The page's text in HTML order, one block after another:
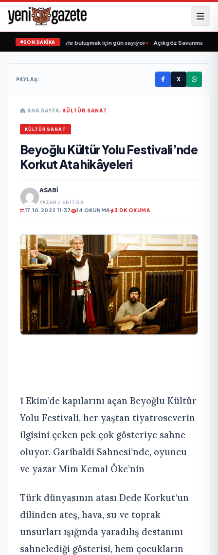
SON DAKİKA
Şarkıcısı” seyircisiyle buluşmak için gün sayıyor• Açıkgöz Savunma Sanayi
PAYLAŞ: X
ANA SAYFA/KÜLTÜR SANAT
KÜLTÜR SANAT
Beyoğlu Kültür Yolu Festivali’nde
Korkut Ata hikâyeleri
ASABI
YAZAR / EDITÖR
17.10.2022 11:37 14 OKUNMA 3 DK OKUMA
1 Ekim’de kapılarını açan Beyoğlu Kültür
Yolu Festivali, her yaştan tiyatroseverin
ilgisini çeken pek çok gösteriye sahne
oluyor. Garibaldi Sahnesi’nde, oyuncu
ve yazar Mim Kemal Öke’nin
Türk dünyasının atası Dede Korkut’un
dilinden ateş, hava, su ve toprak
unsurları ışığında yaradılış destanını
sahnelediği gösterisi, hem çocukların